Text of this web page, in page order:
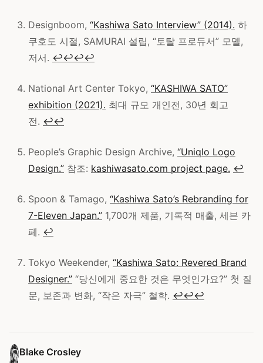
Designboom, “Kashiwa Sato Interview” (2014). 하
쿠호도 시절, SAMURAI 설립, “토탈 프로듀서” 모델,
저서. ↩↩↩↩
National Art Center Tokyo, “KASHIWA SATO”
exhibition (2021). 최대 규모 개인전, 30년 회고
전. ↩↩
People’s Graphic Design Archive, “Uniqlo Logo
Design.” 참조: kashiwasato.com project page. ↩
Spoon & Tamago, “Kashiwa Sato’s Rebranding for
7-Eleven Japan.” 1,700개 제품, 기록적 매출, 세븐 카
페. ↩
Tokyo Weekender, “Kashiwa Sato: Revered Brand
Designer.” “당신에게 중요한 것은 무엇인가요?” 첫 질
문, 보존과 변화, “작은 자극” 철학. ↩↩↩
Blake Crosley